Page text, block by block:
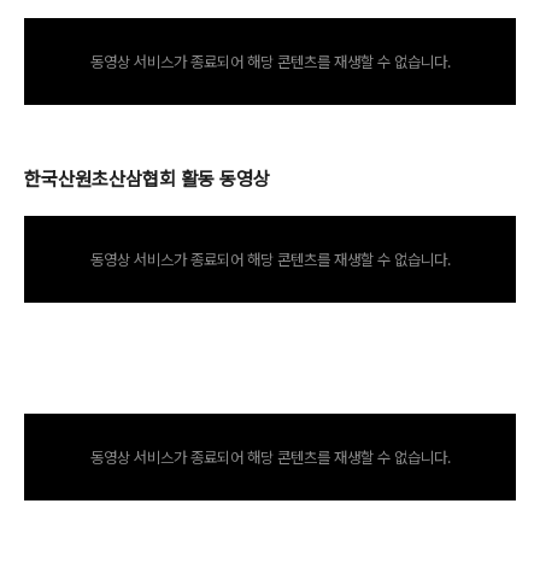
동영상 서비스가 종료되어 해당 콘텐츠를 재생할 수 없습니다.
한국산원초산삼협회 활동 동영상
동영상 서비스가 종료되어 해당 콘텐츠를 재생할 수 없습니다.
동영상 서비스가 종료되어 해당 콘텐츠를 재생할 수 없습니다.